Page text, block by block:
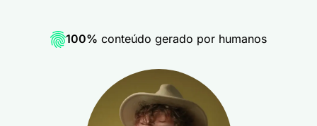
100% conteúdo gerado por humanos